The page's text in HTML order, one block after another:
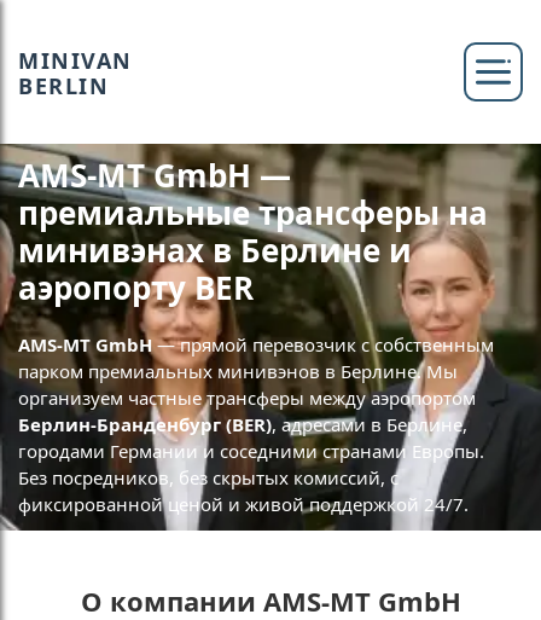
MINIVAN
BERLIN
AMS-MT GmbH —
премиальные трансферы на
минивэнах в Берлине и
аэропорту BER
AMS-MT GmbH— прямой перевозчик с собственным
парком премиальных минивэнов в Берлине. Мы
организуем частные трансферы между аэропортом
Берлин-Бранденбург (BER), адресами в Берлине,
городами Германии и соседними странами Европы.
Без посредников, без скрытых комиссий, с
фиксированной ценой и живой поддержкой 24/7.
О компании AMS-MT GmbH